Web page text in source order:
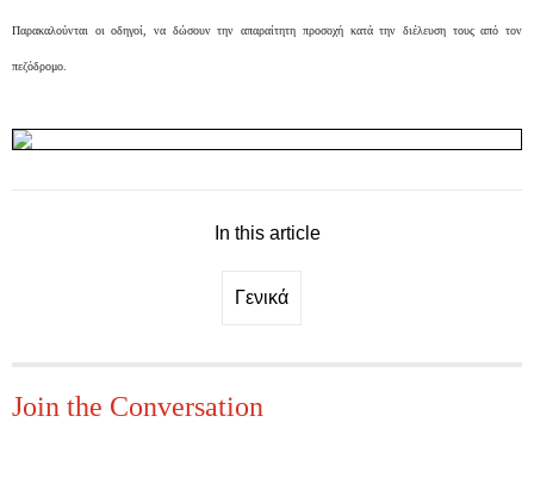
Παρακαλούνται οι οδηγοί, να δώσουν την απαραίτητη προσοχή κατά την διέλευση τους από τον
πεζόδρομο.
In this article
Γενικά
Join the Conversation